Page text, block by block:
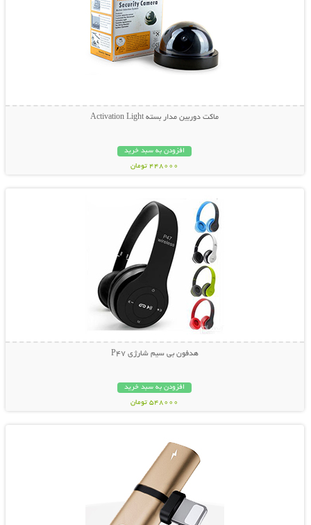
ماکت دوربین مدار بسته Activation Light
افزودن به سبد خرید
448000 تومان
نمایش توضیحات بیشتر
هدفون بی سیم شارژی P47
افزودن به سبد خرید
548000 تومان
نمایش توضیحات بیشتر